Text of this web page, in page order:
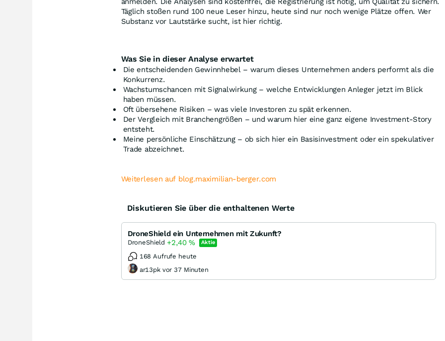
Täglich stoßen rund 100 neue Leser hinzu, heute sind nur noch wenige Plätze offen. Wer
Substanz vor Lautstärke sucht, ist hier richtig.
Was Sie in dieser Analyse erwartet
Die entscheidenden Gewinnhebel – warum dieses Unternehmen anders performt als die
Konkurrenz.
Wachstumschancen mit Signalwirkung – welche Entwicklungen Anleger jetzt im Blick
haben müssen.
Oft übersehene Risiken – was viele Investoren zu spät erkennen.
Der Vergleich mit Branchengrößen – und warum hier eine ganz eigene Investment-Story
entsteht.
Meine persönliche Einschätzung – ob sich hier ein Basisinvestment oder ein spekulativer
Trade abzeichnet.
Weiterlesen auf blog.maximilian-berger.com
Diskutieren Sie über die enthaltenen Werte
DroneShield ein Unternehmen mit Zukunft?
DroneShield +2,40% Aktie
168 Aufrufe heute
ar13pk vor 37 Minuten